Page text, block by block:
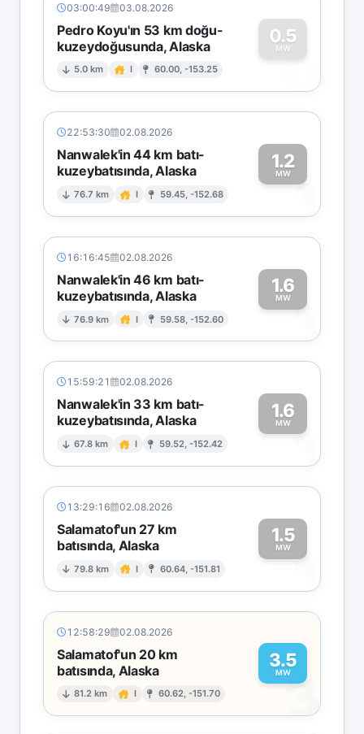
03:00:49 03.08.2026
Pedro Koyu'ın 53 km doğu-
kuzeydoğusunda, Alaska
5.0 km I 60.00, -153.25
0.5
MW
0
22:53:30 02.08.2026
Nanwalek'in 44 km batı-
kuzeybatısında, Alaska
76.7 km I 59.45, -152.68
1.2
MW1
16:16:45 02.08.2026
Nanwalek'in 46 km batı-
kuzeybatısında, Alaska
76.9 km I 59.58, -152.60
1.6
MW1
15:59:21 02.08.2026
Nanwalek'in 33 km batı-
kuzeybatısında, Alaska
67.8 km I 59.52, -152.42
1.6
MW1
13:29:16 02.08.2026
Salamatof'un 27 km
batısında, Alaska
79.8 km I 60.64, -151.81
1.5
MW1
12:58:29 02.08.2026
Salamatof'un 20 km
batısında, Alaska
81.2 km I 60.62, -151.70
3.5
MW
3